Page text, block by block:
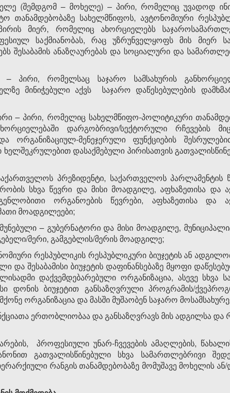
(შემდგომ – მოხელე) – პირი, რომელიც უვადოდ
თანამდებობაზე სახელმწიფოს, ავტონომიური
მიერ, რომელიც ახორციელებს
საქმიანობას, რაც უზრუნველყოფს მის მიერ
შესაბამის ანაზღაურებას და სოციალური და
პირი, რომელსაც საჯარო სამსახურის
მინიჭებული აქვს საჯარო დაწესებულების
– პირი, რომელიც სახელმწიფო-პოლიტიკური
დარგობრივი/სექტორული რჩევების
ორგანიზაციულ-მენეჯერული ფუნქციების
დასაქმებული პირისათვის
პრეზიდენტი, საქართველოს პარლამენტის
სხვა წევრი და მისი მოადგილე, აფხაზეთისა და
ორგანოების წევრები, აფხაზეთისა და
მოადგილეები;
– გუბერნატორი და მისი მოადგილე,
მერი, გამგებლის/მერის მოადგილე;
რესპუბლიკის რესპუბლიკური ბიუჯეტის ან
შესაბამისი ბიუჯეტის დაფინანსებაზე მყოფი
დაქვემდებარებული ორგანიზაცია, ასევე სხვა
დონის ბიუჯეტით განსაზღვრული პროგრამის/
ორგანიზაცია და მასში მუშაობენ საჯარო
ერთობლიობაა და განსაზღვრავს მის ადგილსა
პროფესიული უნარ-ჩვევების ამაღლების,
გათვალისწინებული სხვა სამართლებრივი
რანგის თანამდებობაზე მომუშავე მოხელის ან/